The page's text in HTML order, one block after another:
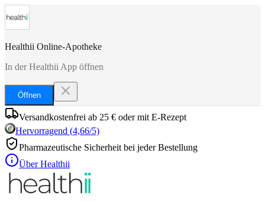
Healthii Online-Apotheke
In der Healthii App öffnen
Öffnen
Versandkostenfrei ab 25 € oder mit E-Rezept
Hervorragend (4,66/5)
Pharmazeutische Sicherheit bei jeder Bestellung
Über Healthii